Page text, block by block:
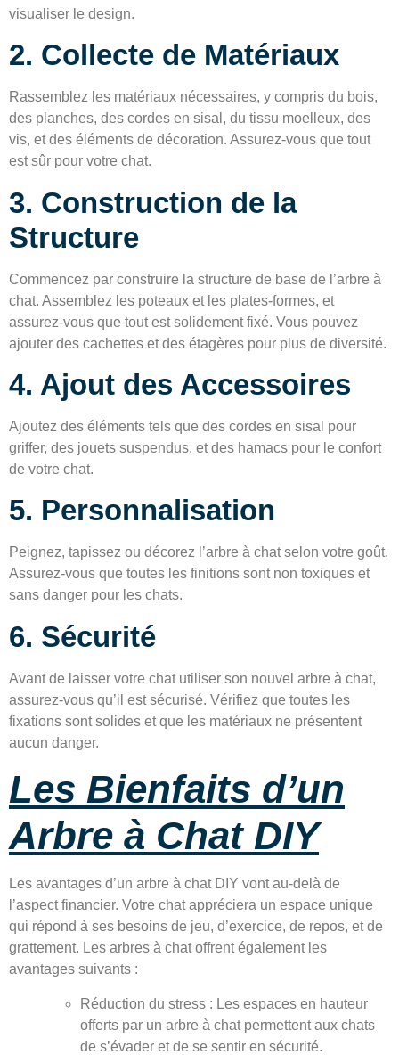
visualiser le design.
2. Collecte de Matériaux
Rassemblez les matériaux nécessaires, y compris du bois,
des planches, des cordes en sisal, du tissu moelleux, des
vis, et des éléments de décoration. Assurez-vous que tout
est sûr pour votre chat.
3. Construction de la
Structure
Commencez par construire la structure de base de l’arbre à
chat. Assemblez les poteaux et les plates-formes, et
assurez-vous que tout est solidement fixé. Vous pouvez
ajouter des cachettes et des étagères pour plus de diversité.
4. Ajout des Accessoires
Ajoutez des éléments tels que des cordes en sisal pour
griffer, des jouets suspendus, et des hamacs pour le confort
de votre chat.
5. Personnalisation
Peignez, tapissez ou décorez l’arbre à chat selon votre goût.
Assurez-vous que toutes les finitions sont non toxiques et
sans danger pour les chats.
6. Sécurité
Avant de laisser votre chat utiliser son nouvel arbre à chat,
assurez-vous qu’il est sécurisé. Vérifiez que toutes les
fixations sont solides et que les matériaux ne présentent
aucun danger.
Les Bienfaits d’un
Arbre à Chat DIY
Les avantages d’un arbre à chat DIY vont au-delà de
l’aspect financier. Votre chat appréciera un espace unique
qui répond à ses besoins de jeu, d’exercice, de repos, et de
grattement. Les arbres à chat offrent également les
avantages suivants :
Réduction du stress : Les espaces en hauteur
offerts par un arbre à chat permettent aux chats
de s’évader et de se sentir en sécurité.